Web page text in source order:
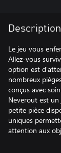
Description
Le jeu vous
Allez-vous
option est
nombreux
conçus avec
Neverout est un
petite pièce
uniques
attention aux